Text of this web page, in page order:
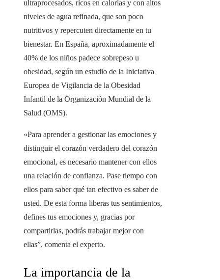
ultraprocesados, ricos en calorías y con altos
niveles de agua refinada, que son poco
nutritivos y repercuten directamente en tu
bienestar. En España, aproximadamente el
40% de los niños padece sobrepeso u
obesidad, según un estudio de la Iniciativa
Europea de Vigilancia de la Obesidad
Infantil de la Organización Mundial de la
Salud (OMS).
«Para aprender a gestionar las emociones y
distinguir el corazón verdadero del corazón
emocional, es necesario mantener con ellos
una relación de confianza. Pase tiempo con
ellos para saber qué tan efectivo es saber de
usted. De esta forma liberas tus sentimientos,
defines tus emociones y, gracias por
compartirlas, podrás trabajar mejor con
ellas”, comenta el experto.
La importancia de la